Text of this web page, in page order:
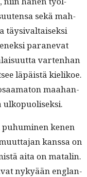
sekä mah­
täy­si­val­taisek­si
paranevat
varten­han
läpäistä kielikoe.
maa­han­
kenen
kanssa on
aita on matal­in.
nykyään englan­